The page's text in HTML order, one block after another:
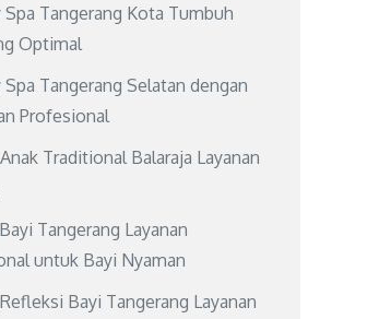
Spa Tangerang Kota Tumbuh
Optimal
Spa Tangerang Selatan dengan
Profesional
Traditional Balaraja Layanan
Tangerang Layanan
untuk Bayi Nyaman
Bayi Tangerang Layanan